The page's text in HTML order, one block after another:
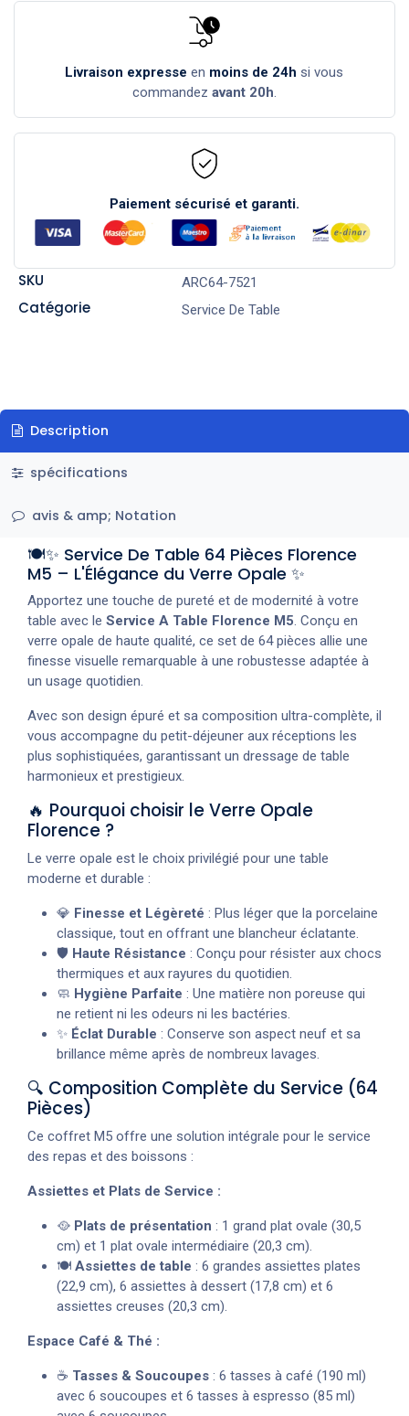
Livraison expresse en moins de 24h si vous
commandez avant 20h.
Paiement sécurisé et garanti.
SKU ARC64-7521
Catégorie Service De Table
Description
spécifications
avis & amp; Notation
🍽️✨ Service De Table 64 Pièces Florence
M5 – L'Élégance du Verre Opale ✨
Apportez une touche de pureté et de modernité à votre
table avec le Service A Table Florence M5. Conçu en
verre opale de haute qualité, ce set de 64 pièces allie une
finesse visuelle remarquable à une robustesse adaptée à
un usage quotidien.
Avec son design épuré et sa composition ultra-complète, il
vous accompagne du petit-déjeuner aux réceptions les
plus sophistiquées, garantissant un dressage de table
harmonieux et prestigieux.
🔥 Pourquoi choisir le Verre Opale
Florence ?
Le verre opale est le choix privilégié pour une table
moderne et durable :
💎 Finesse et Légèreté : Plus léger que la porcelaine
classique, tout en offrant une blancheur éclatante.
🛡️ Haute Résistance : Conçu pour résister aux chocs
thermiques et aux rayures du quotidien.
🧼 Hygiène Parfaite : Une matière non poreuse qui
ne retient ni les odeurs ni les bactéries.
✨ Éclat Durable : Conserve son aspect neuf et sa
brillance même après de nombreux lavages.
🔍 Composition Complète du Service (64
Pièces)
Ce coffret M5 offre une solution intégrale pour le service
des repas et des boissons :
Assiettes et Plats de Service :
🥘 Plats de présentation : 1 grand plat ovale (30,5
cm) et 1 plat ovale intermédiaire (20,3 cm).
🍽️ Assiettes de table : 6 grandes assiettes plates
(22,9 cm), 6 assiettes à dessert (17,8 cm) et 6
assiettes creuses (20,3 cm).
Espace Café & Thé :
☕ Tasses & Soucoupes : 6 tasses à café (190 ml)
avec 6 soucoupes et 6 tasses à espresso (85 ml)